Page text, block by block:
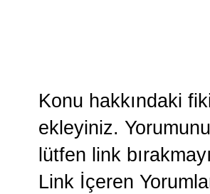
Konu hakkındaki
ekleyiniz.
lütfen link
Link İçeren